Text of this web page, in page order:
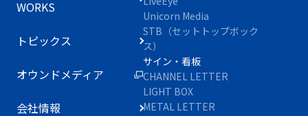
WORKS
トピックス
オウンドメディア
会社情報
Unicorn Media
STB（セットトップボック
ス）
サイン・看板
CHANNEL LETTER
LIGHT BOX
METAL LETTER